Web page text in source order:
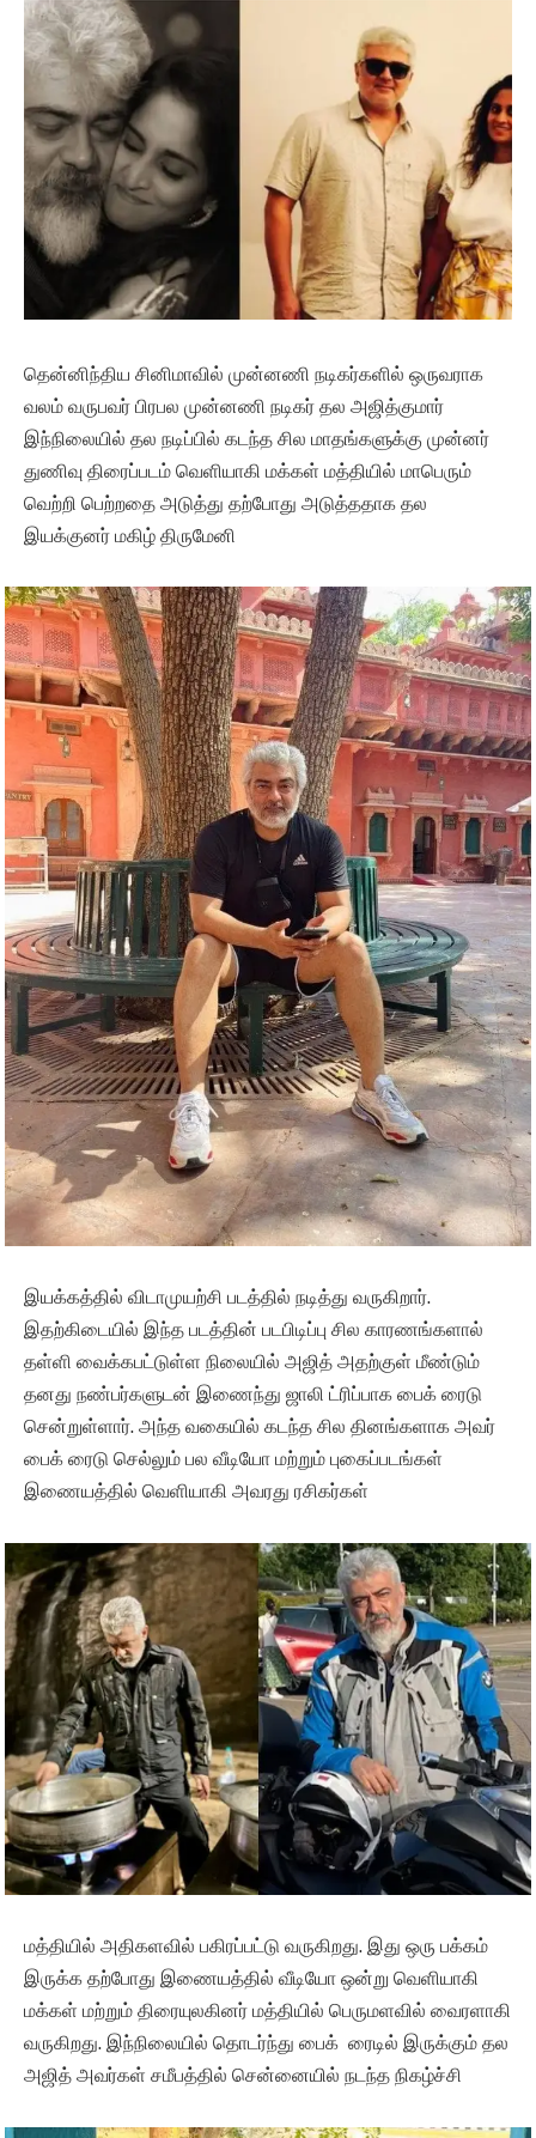
தென்னிந்திய சினிமாவில் முன்னணி நடிகர்களில் ஒருவராக
வலம் வருபவர் பிரபல முன்னணி நடிகர் தல அஜித்குமார்
இந்நிலையில் தல நடிப்பில் கடந்த சில மாதங்களுக்கு முன்னர்
துணிவு திரைப்படம் வெளியாகி மக்கள் மத்தியில் மாபெரும்
வெற்றி பெற்றதை அடுத்து தற்போது அடுத்ததாக தல
இயக்குனர் மகிழ் திருமேனி
இயக்கத்தில் விடாமுயற்சி படத்தில் நடித்து வருகிறார்.
இதற்கிடையில் இந்த படத்தின் படபிடிப்பு சில காரணங்களால்
தள்ளி வைக்கபட்டுள்ள நிலையில் அஜித் அதற்குள் மீண்டும்
தனது நண்பர்களுடன் இணைந்து ஜாலி ட்ரிப்பாக பைக் ரைடு
சென்றுள்ளார். அந்த வகையில் கடந்த சில தினங்களாக அவர்
பைக் ரைடு செல்லும் பல வீடியோ மற்றும் புகைப்படங்கள்
இணையத்தில் வெளியாகி அவரது ரசிகர்கள்
மத்தியில் அதிகளவில் பகிரப்பட்டு வருகிறது. இது ஒரு பக்கம்
இருக்க தற்போது இணையத்தில் வீடியோ ஒன்று வெளியாகி
மக்கள் மற்றும் திரையுலகினர் மத்தியில் பெருமளவில் வைரளாகி
வருகிறது. இந்நிலையில் தொடர்ந்து பைக் ரைடில் இருக்கும் தல
அஜித் அவர்கள் சமீபத்தில் சென்னையில் நடந்த நிகழ்ச்சி